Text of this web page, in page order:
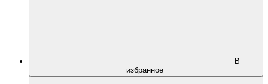
В
избранное